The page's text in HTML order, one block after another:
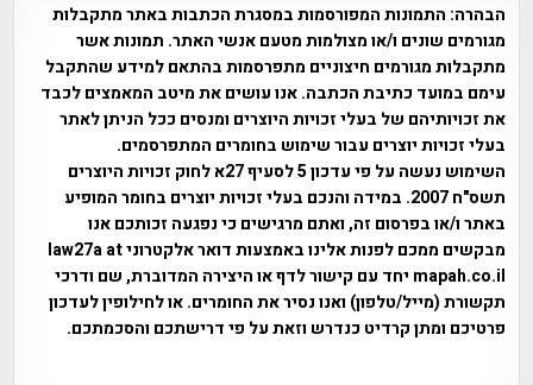
הבהרה: התמונות המפורסמות במסגרת הכתבות באתר מתקבלות
מגורמים שונים ו/או מצולמות מטעם אנשי האתר. תמונות אשר
מתקבלות מגורמים חיצוניים מתפרסמות בהתאם למידע שהתקבל
עימם במועד כתיבת הכתבה. אנו עושים את מיטב המאמצים לכבד
את זכויותיהם של בעלי זכויות היוצרים ומנסים ככל הניתן לאתר
בעלי זכויות יוצרים עבור שימוש בחומרים המתפרסמים.
השימוש נעשה על פי עדכון 5 לסעיף 27א לחוק זכויות היוצרים
תשס"ח 2007. במידה והנכם בעלי זכויות יוצרים בחומר המופיע
באתר ו/או בפרסום זה, ואתם מרגישים כי נפגעה זכותכם אנו
מבקשים ממכם לפנות אלינו באמצעות דואר אלקטרוני law27a at
mapah.co.il יחד עם קישור לדף או היצירה המדוברת, שם ודרכי
תקשורת (מייל/טלפון) ואנו נסיר את החומרים. או לחילופין לעדכון
פרטיכם ומתן קרדיט כנדרש וזאת על פי דרישתכם והסכמתכם.